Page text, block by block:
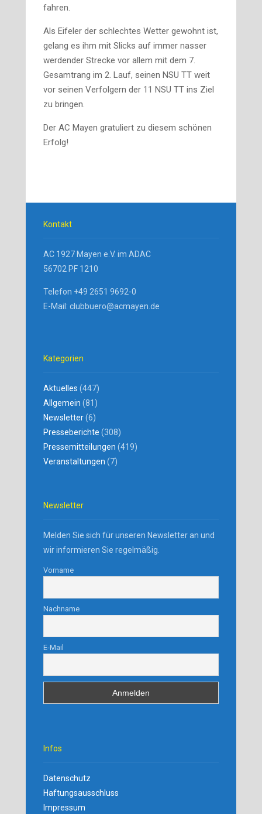
fahren.
Als Eifeler der schlechtes Wetter gewohnt ist,
gelang es ihm mit Slicks auf immer nasser
werdender Strecke vor allem mit dem 7.
Gesamtrang im 2. Lauf, seinen NSU TT weit
vor seinen Verfolgern der 11 NSU TT ins Ziel
zu bringen.
Der AC Mayen gratuliert zu diesem schönen
Erfolg!
Kontakt
AC 1927 Mayen e.V. im ADAC
56702 PF 1210
Telefon +49 2651 9692-0
E-Mail: clubbuero@acmayen.de
Kategorien
Aktuelles (447)
Allgemein (81)
Newsletter(6)
Presseberichte (308)
Pressemitteilungen (419)
Veranstaltungen (7)
Newsletter
Melden Sie sich für unseren Newsletter an und
wir informieren Sie regelmäßig.
Vorname
Nachname
E-Mail
Infos
Datenschutz
Haftungsausschluss
Impressum